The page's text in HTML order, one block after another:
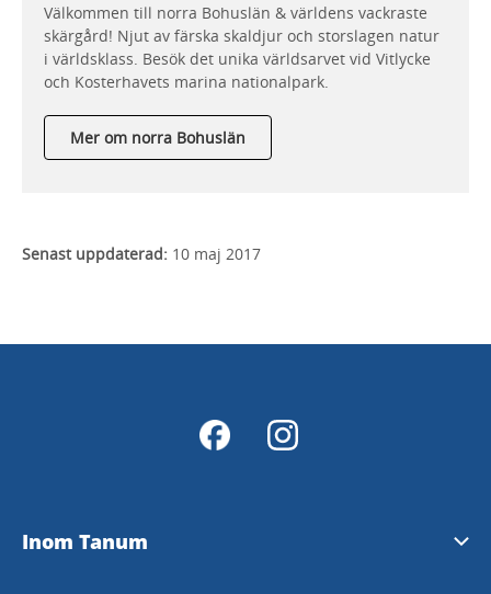
Välkommen till norra Bohuslän & världens vackraste
skärgård! Njut av färska skaldjur och storslagen natur
i världsklass. Besök det unika världsarvet vid Vitlycke
och Kosterhavets marina nationalpark.
Mer om norra Bohuslän
Senast uppdaterad: 10 maj 2017
Inom Tanum